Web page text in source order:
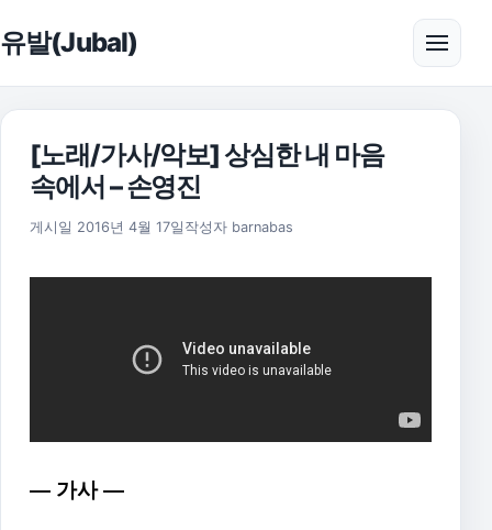
유발(Jubal) 메뉴
[노래/가사/악보] 상심한 내 마음
속에서 – 손영진
게시일 2016년 4월 17일 2025년 11월 18일
작성자 barnabas
— 가사 —